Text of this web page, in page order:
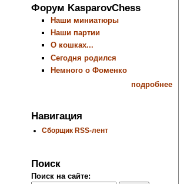
Форум KasparovChess
Наши миниатюры
Наши партии
О кошках...
Сегодня родился
Немного о Фоменко
подробнее
Навигация
Сборщик RSS-лент
Поиск
Поиск на сайте: